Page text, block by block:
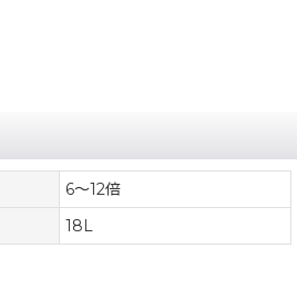
6〜12倍
18L